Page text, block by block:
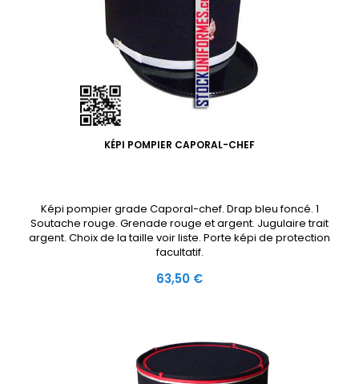
KÉPI POMPIER CAPORAL-CHEF
Képi pompier grade Caporal-chef. Drap bleu foncé. 1
Soutache rouge. Grenade rouge et argent. Jugulaire trait
argent. Choix de la taille voir liste. Porte képi de protection
facultatif.
Prix
63,50 €